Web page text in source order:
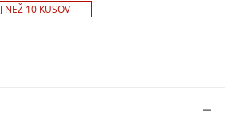
NEŽ 10 KUSOV